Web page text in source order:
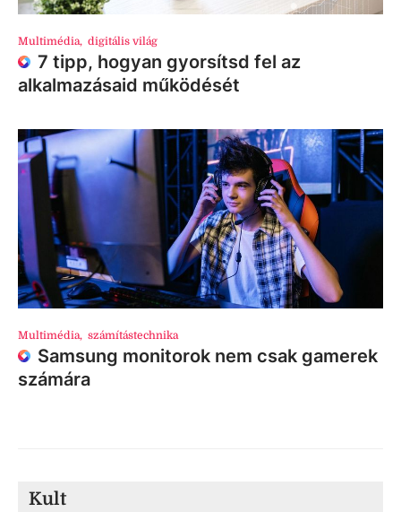
Multimédia, digitális világ
7 tipp, hogyan gyorsítsd fel az
alkalmazásaid működését
Multimédia, számítástechnika
Samsung monitorok nem csak gamerek
számára
Kult